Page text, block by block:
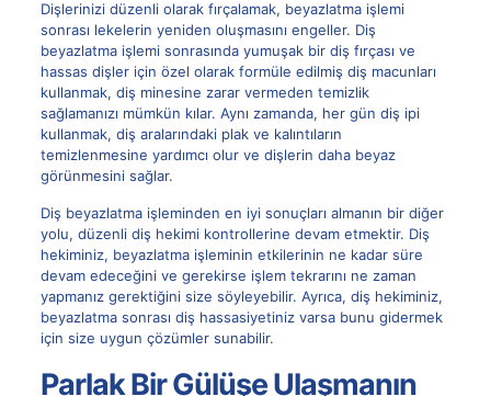
Dişlerinizi düzenli olarak fırçalamak, beyazlatma işlemi
sonrası lekelerin yeniden oluşmasını engeller. Diş
beyazlatma işlemi sonrasında yumuşak bir diş fırçası ve
hassas dişler için özel olarak formüle edilmiş diş macunları
kullanmak, diş minesine zarar vermeden temizlik
sağlamanızı mümkün kılar. Aynı zamanda, her gün diş ipi
kullanmak, diş aralarındaki plak ve kalıntıların
temizlenmesine yardımcı olur ve dişlerin daha beyaz
görünmesini sağlar.
Diş beyazlatma işleminden en iyi sonuçları almanın bir diğer
yolu, düzenli diş hekimi kontrollerine devam etmektir. Diş
hekiminiz, beyazlatma işleminin etkilerinin ne kadar süre
devam edeceğini ve gerekirse işlem tekrarını ne zaman
yapmanız gerektiğini size söyleyebilir. Ayrıca, diş hekiminiz,
beyazlatma sonrası diş hassasiyetiniz varsa bunu gidermek
için size uygun çözümler sunabilir.
Parlak Bir Gülüşe Ulaşmanın